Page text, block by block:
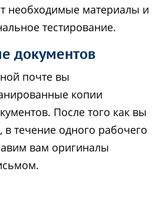
необходимые материалы и
тестирование.
документов
почте вы
копии
После того как вы
в течение одного рабочего
вам оригиналы